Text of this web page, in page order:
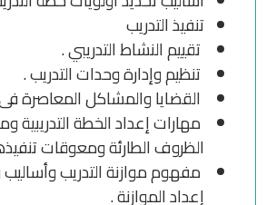
تنفيذ التدريب
تقييم النشاط التدريبي .
تنظيم وإدارة وحدات التدريب .
القضايا والمشاكل المعاصرة
مهارات إعداد الخطة التدريبية
الظروف الطارئة ومعوقات
مفهوم موازنة التدريب
إعداد الموازنة .